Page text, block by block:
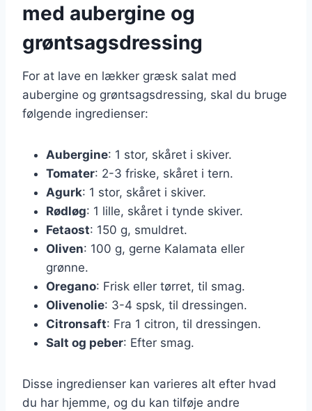
med aubergine og
grøntsagsdressing
For at lave en lækker græsk salat med
aubergine og grøntsagsdressing, skal du bruge
følgende ingredienser:
Aubergine: 1 stor, skåret i skiver.
Tomater: 2-3 friske, skåret i tern.
Agurk: 1 stor, skåret i skiver.
Rødløg: 1 lille, skåret i tynde skiver.
Fetaost: 150 g, smuldret.
Oliven: 100 g, gerne Kalamata eller
grønne.
Oregano: Frisk eller tørret, til smag.
Olivenolie: 3-4 spsk, til dressingen.
Citronsaft: Fra 1 citron, til dressingen.
Salt og peber: Efter smag.
Disse ingredienser kan varieres alt efter hvad
du har hjemme, og du kan tilføje andre